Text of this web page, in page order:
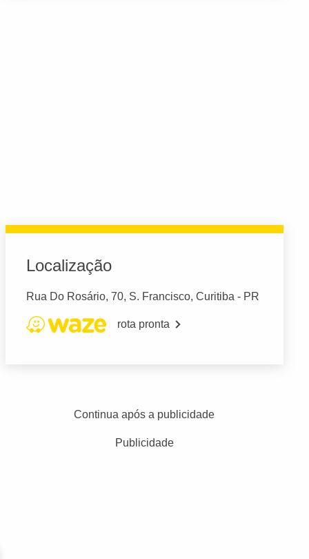
Localização
Rua Do Rosário, 70, S. Francisco, Curitiba - PR
rota pronta
Continua após a publicidade
Publicidade